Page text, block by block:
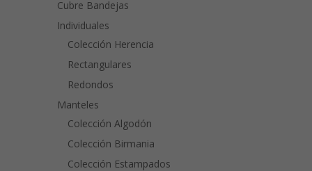
Cubre Bandejas
Individuales
Colección Herencia
Rectangulares
Redondos
Manteles
Colección Algodón
Colección Birmania
Colección Estampados